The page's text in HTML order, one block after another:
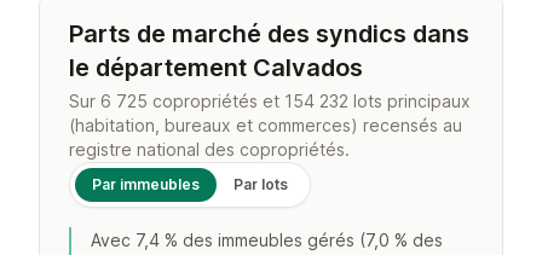
Parts de marché des syndics dans
le département Calvados
Sur 6 725 copropriétés et 154 232 lots principaux
(habitation, bureaux et commerces) recensés au
registre national des copropriétés.
Par immeubles Par lots
Avec 7,4 % des immeubles gérés (7,0 % des